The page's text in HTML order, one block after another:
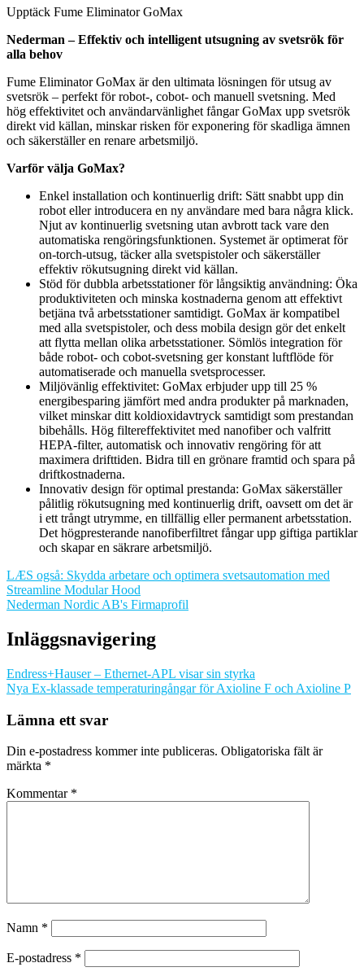
Upptäck Fume Eliminator GoMax
Nederman – Effektiv och intelligent utsugning av svetsrök för
alla behov
Fume Eliminator GoMax är den ultimata lösningen för utsug av
svetsrök – perfekt för robot-, cobot- och manuell svetsning. Med
hög effektivitet och användarvänlighet fångar GoMax upp svetsrök
direkt vid källan, minskar risken för exponering för skadliga ämnen
och säkerställer en renare arbetsmiljö.
Varför välja GoMax?
Enkel installation och kontinuerlig drift: Sätt snabbt upp din
robot eller introducera en ny användare med bara några klick.
Njut av kontinuerlig svetsning utan avbrott tack vare den
automatiska rengöringsfunktionen. Systemet är optimerat för
on-torch-utsug, täcker alla svetspistoler och säkerställer
effektiv rökutsugning direkt vid källan.
Stöd för dubbla arbetsstationer för långsiktig användning: Öka
produktiviteten och minska kostnaderna genom att effektivt
betjäna två arbetsstationer samtidigt. GoMax är kompatibel
med alla svetspistoler, och dess mobila design gör det enkelt
att flytta mellan olika arbetsstationer. Sömlös integration för
både robot- och cobot-svetsning ger konstant luftflöde för
automatiserade och manuella svetsprocesser.
Miljövänlig effektivitet: GoMax erbjuder upp till 25 %
energibesparing jämfört med andra produkter på marknaden,
vilket minskar ditt koldioxidavtryck samtidigt som prestandan
bibehålls. Hög filtereffektivitet med nanofiber och valfritt
HEPA-filter, automatisk och innovativ rengöring för att
maximera drifttiden. Bidra till en grönare framtid och spara på
driftkostnaderna.
Innovativ design för optimal prestanda: GoMax säkerställer
pålitlig rökutsugning med kontinuerlig drift, oavsett om det är
i ett trångt utrymme, en tillfällig eller permanent arbetsstation.
Det högpresterande nanofiberfiltret fångar upp giftiga partiklar
och skapar en säkrare arbetsmiljö.
LÆS også: Skydda arbetare och optimera svetsautomation med
Streamline Modular Hood
Nederman Nordic AB's Firmaprofil
Inläggsnavigering
Endress+Hauser – Ethernet-APL visar sin styrka
Nya Ex-klassade temperaturingångar för Axioline F och Axioline P
Lämna ett svar
Din e-postadress kommer inte publiceras. Obligatoriska fält är
märkta *
Kommentar *
Namn *
E-postadress *